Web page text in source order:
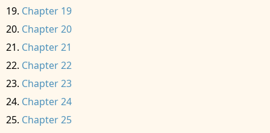
Chapter 19
Chapter 20
Chapter 21
Chapter 22
Chapter 23
Chapter 24
Chapter 25